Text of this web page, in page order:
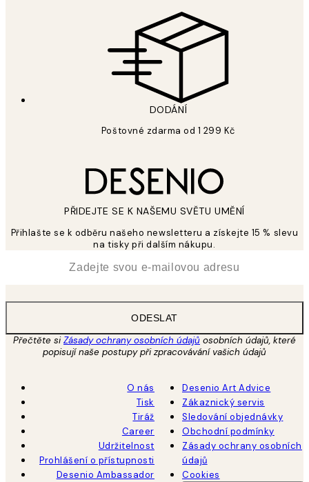
DODÁNÍ
Poštovné zdarma od 1 299 Kč
PŘIDEJTE SE K NAŠEMU SVĚTU UMĚNÍ
Přihlašte se k odběru našeho newsletteru a získejte 15 % slevu
na tisky při dalším nákupu.
ODESLAT
Přečtěte siZásady ochrany osobních údajů osobních údajů, které
popisují naše postupy při zpracovávání vašich údajů
O nás
Tisk
Tiráž
Career
Udržitelnost
Prohlášení o přístupnosti
Desenio Ambassador
Desenio Art Advice
Zákaznický servis
Sledování objednávky
Obchodní podmínky
Zásady ochrany osobních
údajů
Cookies